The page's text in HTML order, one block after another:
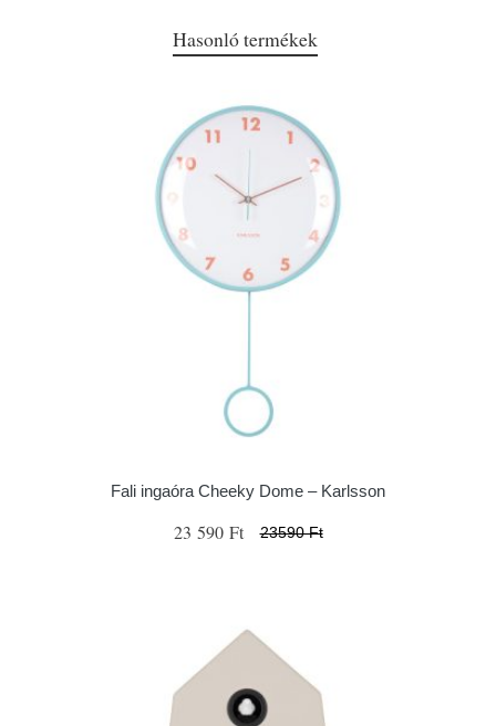
Hasonló termékek
Fali ingaóra Cheeky Dome – Karlsson
23 590 Ft 23590 Ft